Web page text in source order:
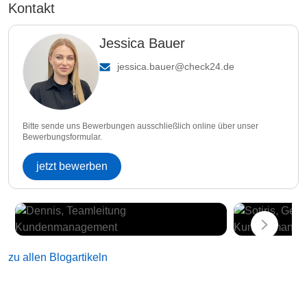
Kontakt
Jessica Bauer
jessica.bauer@check24.de
Bitte sende uns Bewerbungen ausschließlich online über unser
Bewerbungsformular.
jetzt bewerben
zu allen Blogartikeln